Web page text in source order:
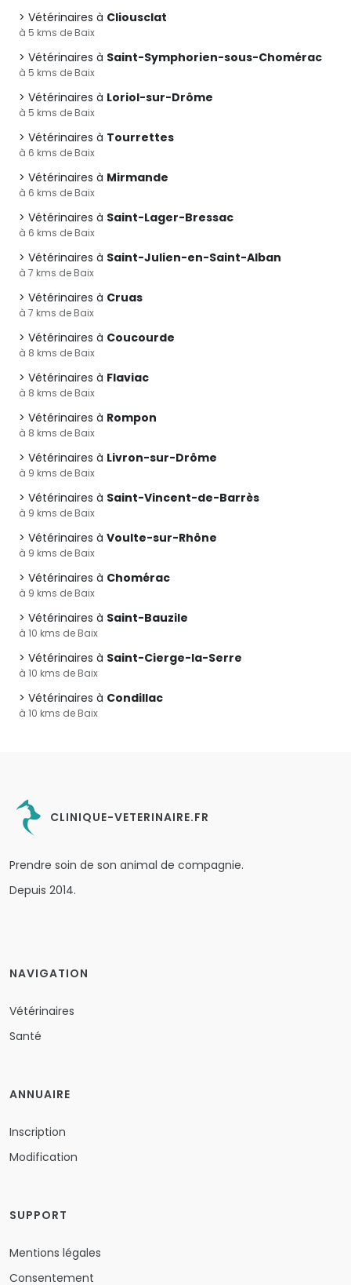
Vétérinaires à Cliousclat
à 5 kms de Baix
Vétérinaires à Saint-Symphorien-sous-Chomérac
à 5 kms de Baix
Vétérinaires à Loriol-sur-Drôme
à 5 kms de Baix
Vétérinaires à Tourrettes
à 6 kms de Baix
Vétérinaires à Mirmande
à 6 kms de Baix
Vétérinaires à Saint-Lager-Bressac
à 6 kms de Baix
Vétérinaires à Saint-Julien-en-Saint-Alban
à 7 kms de Baix
Vétérinaires à Cruas
à 7 kms de Baix
Vétérinaires à Coucourde
à 8 kms de Baix
Vétérinaires à Flaviac
à 8 kms de Baix
Vétérinaires à Rompon
à 8 kms de Baix
Vétérinaires à Livron-sur-Drôme
à 9 kms de Baix
Vétérinaires à Saint-Vincent-de-Barrès
à 9 kms de Baix
Vétérinaires à Voulte-sur-Rhône
à 9 kms de Baix
Vétérinaires à Chomérac
à 9 kms de Baix
Vétérinaires à Saint-Bauzile
à 10 kms de Baix
Vétérinaires à Saint-Cierge-la-Serre
à 10 kms de Baix
Vétérinaires à Condillac
à 10 kms de Baix
CLINIQUE-VETERINAIRE.FR
Prendre soin de son animal de compagnie.
Depuis 2014.
NAVIGATION
Vétérinaires
Santé
ANNUAIRE
Inscription
Modification
SUPPORT
Mentions légales
Consentement